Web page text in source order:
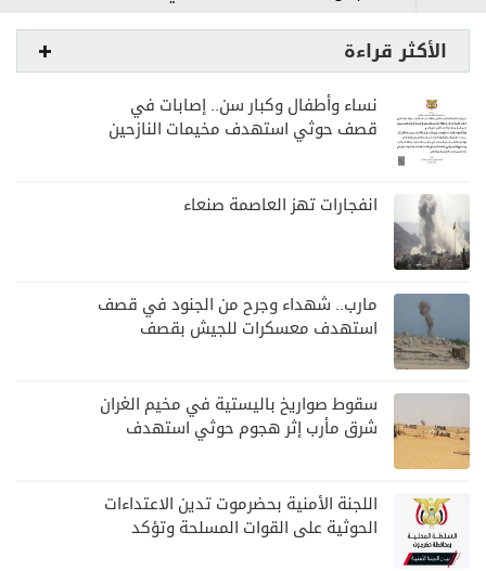
الأكثر قراءة
نساء وأطفال وكبار سن.. إصابات في
قصف حوثي استهدف مخيمات النازحين
انفجارات تهز العاصمة صنعاء
مارب.. شهداء وجرح من الجنود في قصف
استهدف معسكرات للجيش بقصف
سقوط صواريخ باليستية في مخيم الغران
شرق مأرب إثر هجوم حوثي استهدف
اللجنة الأمنية بحضرموت تدين الاعتداءات
الحوثية على القوات المسلحة وتؤكد